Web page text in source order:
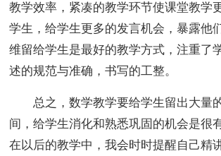
教学效率，紧凑的教学环节使课堂教学
学生，给学生更多的发言机会，暴露他
维留给学生是最好的教学方式，注重了
述的规范与准确，书写的工整。
总之，数学教学要给学生留出大量
间，给学生消化和熟悉巩固的机会是很
在以后的教学中，我会时时提醒自己精